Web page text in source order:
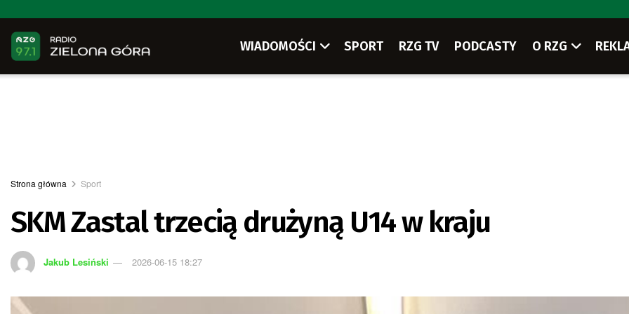
WIADOMOŚCI SPORT RZG TV PODCASTY O RZG
Strona główna Sport
SKM Zastal trzecią drużyną U14 w kraju
Jakub Lesiński 2026-06-15 18:27